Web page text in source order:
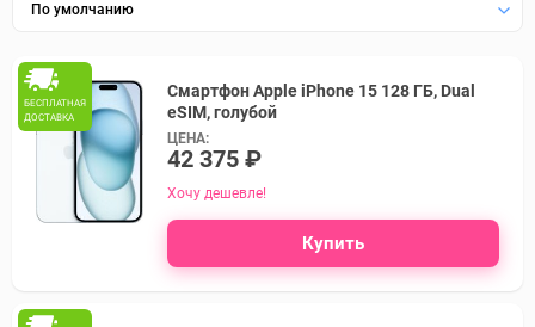
По умолчанию
БЕСПЛАТНАЯ
ДОСТАВКА
Смартфон Apple iPhone 15 128 ГБ, Dual
eSIM, голубой
ЦЕНА:
42 375 ₽
Хочу дешевле!
Купить